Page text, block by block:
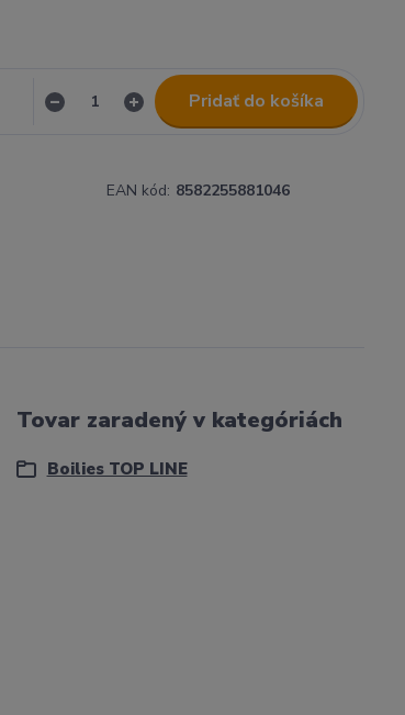
Pridať do košíka
EAN kód: 8582255881046
Tovar zaradený v kategóriách
Boilies TOP LINE